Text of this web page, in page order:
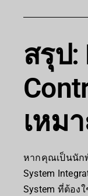
สรุป:
เหม
หากคุณเป็นนัก
System
System ที่ต้อง